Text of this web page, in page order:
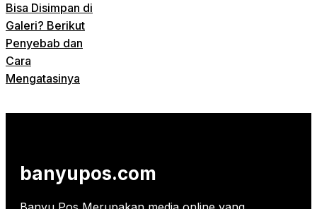
Bisa Disimpan di
Galeri? Berikut
Penyebab dan
Cara
Mengatasinya
banyupos.com